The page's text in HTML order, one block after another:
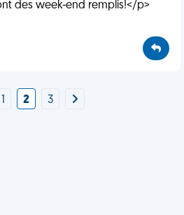
des week-end remplis!</p>
2 3